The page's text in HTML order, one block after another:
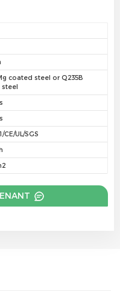
coated steel or Q235B
CE/UL/SGS